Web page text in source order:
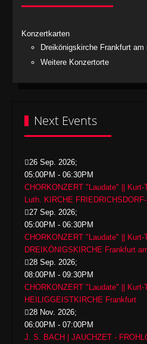
Konzertkarten
Dreikönigskirche Frankfurt am
Weitere Konzertorte
Next Events
26 Sep. 2026;
05:00PM - 06:30PM
CHORKONZERT "Laudate" ||
Luth. KIRCHE
27 Sep. 2026;
05:00PM - 06:30PM
CHORKONZERT "Laudate" ||
DREIKÖNIGSKIRCHE Frankfurt
28 Sep. 2026;
08:00PM - 09:30PM
CHORKONZERT "Laudate" ||
HEILIGGEISTKIRCHE Frankfurt
28 Nov. 2026;
06:00PM - 07:00PM
J. S. BACH | JAUCHZET -